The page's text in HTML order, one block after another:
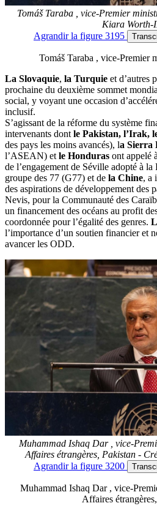
Tomáš Taraba , vice-Premier
Kiara Worth-
Agrandirla figure 3195
Tomáš Taraba , vice-Premier
La Slovaquie, la Turquie et d’autres
prochaine du deuxième sommet
social, y voyant une occasion
inclusif.
S’agissant de la réforme du système
intervenants dont le Pakistan, l’Irak,
des pays les moins avancés), la Sierra
l’ASEAN) et le Honduras ont appelé
de l’engagement de Séville adopté à la
groupe des 77 (G77) et de la Chine, a
des aspirations de développement des
Nevis, pour la Communauté des
un financement des océans au profit
coordonnée pour l’égalité des genres.
l’importance d’un soutien financier et
avancer les ODD.
Muhammad Ishaq Dar , vice-
Affaires étrangères, Pakistan -
Agrandirla figure 3200
Muhammad Ishaq Dar , vice-
Affaires